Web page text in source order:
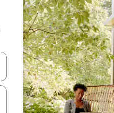
pomocou klávesov so